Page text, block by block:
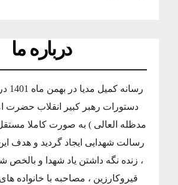
درباره ما
دستورات رهبر کبیر انقلاب حضرت
مدظله العالی ) به صورت کاملا
رسالت شهدایی ایجاد گردید و هدف
، زنده نگه داشتن یاد شهدا و
قیروکارزین ، مصاحبه با خانواده